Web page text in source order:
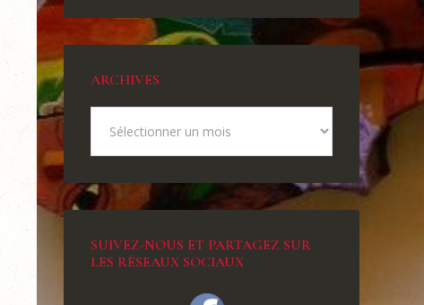
ARCHIVES
SUIVEZ-NOUS ET PARTAGEZ SUR
LES RÉSEAUX SOCIAUX